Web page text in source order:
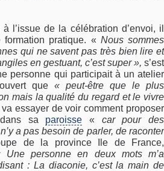
l’issue de la célébration d’envoi, il
pratique. « Nous sommes
qui ne savent pas très bien lire et
en gestuant, c’est super », s’est
personne qui participait à un atelier
que « peut-être que le plus
mais la qualité du regard et le vivre
essayer de voir comment proposer
sa paroisse « car pour des
a pas besoin de parler, de raconter
de la province Ile de France,
Une personne en deux mots m’a
: La diaconie, c’est la main de